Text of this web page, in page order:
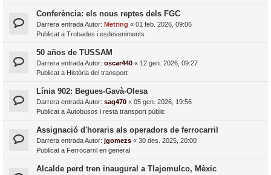
Conferència: els nous reptes dels FGC
Darrera entrada Autor: Metring « 01 feb. 2026, 09:06
Publicat a Trobades i esdeveniments
50 años de TUSSAM
Darrera entrada Autor: oscar440 « 12 gen. 2026, 09:27
Publicat a Història del transport
Línia 902: Begues-Gavà-Olesa
Darrera entrada Autor: sag470 « 05 gen. 2026, 19:56
Publicat a Autobusos i resta transport públic
Assignació d'horaris als operadors de ferrocarril
Darrera entrada Autor: jgomezs « 30 des. 2025, 20:00
Publicat a Ferrocarril en general
Alcalde perd tren inaugural a Tlajomulco, Mèxic